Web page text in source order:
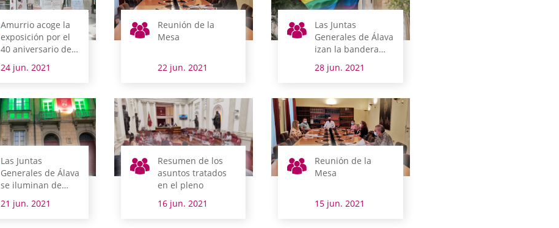
Amurrio acoge la
exposición por el
40 aniversario de
las Juntas
Generales de Álava
24 jun. 2021
Reunión de la
Mesa
22 jun. 2021
Las Juntas
Generales de Álava
izan la bandera
del colectivo LGTBI
en el exterior de
28 jun. 2021
Las Juntas
Generales de Álava
se iluminan de
Mundial de la ELA
21 jun. 2021
Resumen de los
asuntos tratados
en el pleno
16 jun. 2021
Reunión de la
Mesa
15 jun. 2021